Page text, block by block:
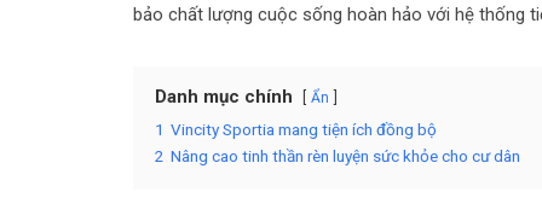
bảo chất lượng cuộc sống hoàn hảo với hệ thống
Danh mục chính Ẩn
1 Vincity Sportia mang tiện ích đồng bộ
2 Nâng cao tinh thần rèn luyện sức khỏe cho cư dân